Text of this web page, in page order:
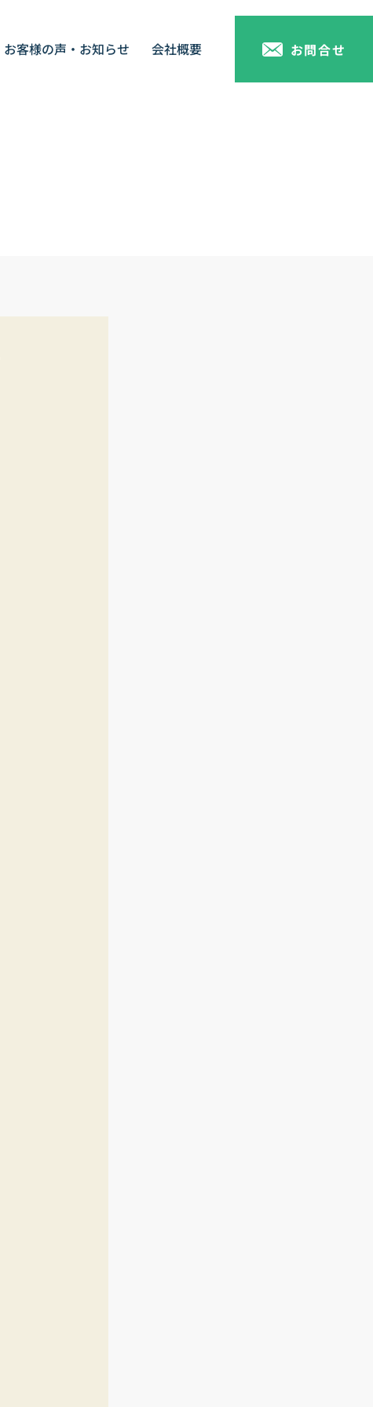
お客様の声・お知らせ 会社概要 お問合せ